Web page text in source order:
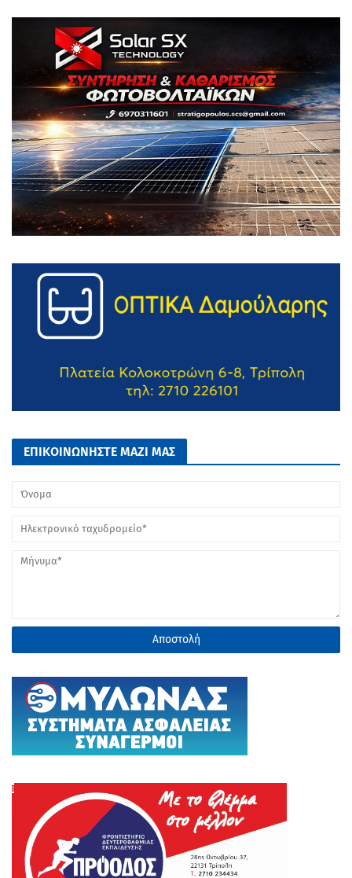
ΕΠΙΚΟΙΝΩΝΗΣΤΕ ΜΑΖΙ ΜΑΣ